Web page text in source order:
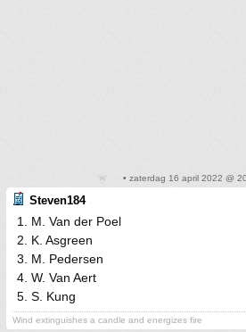
• zaterdag 16 april 2022 @
Steven184
1. M. Van der Poel
2. K. Asgreen
3. M. Pedersen
4. W. Van Aert
5. S. Kung
Wind extinguishes a candle and energizes fire